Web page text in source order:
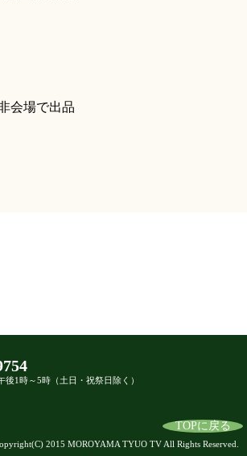
会場で出品
後1時～5時（土日・祝祭日除く）
2015 MOROYAMA TYUO TV All Rights Reserved.
TOPに戻る